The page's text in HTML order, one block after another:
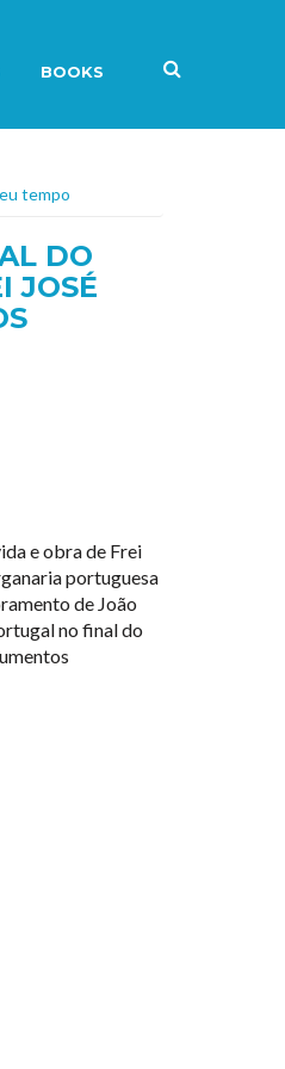
BOOKS
tempo
DO
JOSÉ
e obra de Frei
portuguesa
de João
no final do